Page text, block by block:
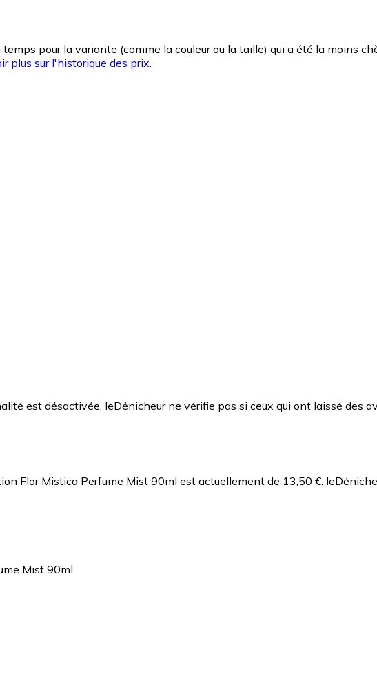
pour la variante (comme la couleur ou la taille) qui a été la moins
plus sur l'historique des prix.
est désactivée. leDénicheur ne vérifie pas si ceux qui ont laissé des
Flor Mistica Perfume Mist 90ml est actuellement de 13,50 €.
Mist 90ml